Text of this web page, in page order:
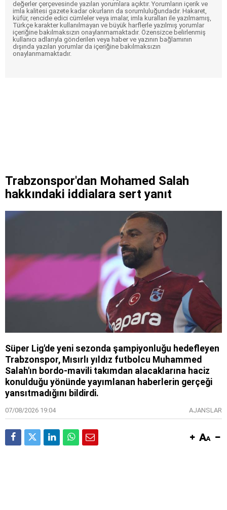
değerler çerçevesinde yazılan yorumlara açıktır. Yorumların içerik ve
imla kalitesi gazete kadar okurların da sorumluluğundadır. Hakaret,
küfür, rencide edici cümleler veya imalar, imla kuralları ile yazılmamış,
Türkçe karakter kullanılmayan ve büyük harflerle yazılmış yorumlar
içeriğine bakılmaksızın onaylanmamaktadır. Özensizce belirlenmiş
kullanıcı adlarıyla gönderilen veya haber ve yazının bağlamının
dışında yazılan yorumlar da içeriğine bakılmaksızın
onaylanmamaktadır.
Trabzonspor'dan Mohamed Salah
hakkındaki iddialara sert yanıt
Süper Lig'de yeni sezonda şampiyonluğu hedefleyen
Trabzonspor, Mısırlı yıldız futbolcu Muhammed
Salah'ın bordo-mavili takımdan alacaklarına haciz
konulduğu yönünde yayımlanan haberlerin gerçeği
yansıtmadığını bildirdi.
07/08/2026 19:04 AJANSLAR